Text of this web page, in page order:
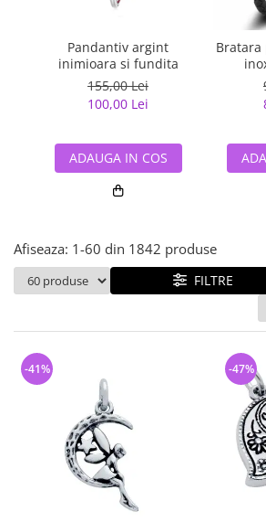
Bijuterii argint placat cu aur
Bijuterii gotice si rock
Bijuterii Handmade
Bijuterii fantezie
Bijuterii tungsten
Solutii si lavete de curatare
bijuterii argint
Pandantiv argint
inimioara si fundita
155,00 Lei
100,00 Lei
ADAUGA IN COS
Afiseaza: 1-60 din 1842 produse
FILTRE
-41% -47%